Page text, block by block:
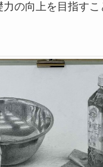
の向上を目指すこ